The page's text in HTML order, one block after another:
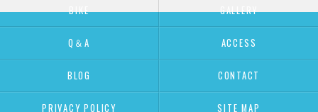
BIKE GALLERY
Q＆A ACCESS
BLOG CONTACT
PRIVACY POLICY SITE MAP